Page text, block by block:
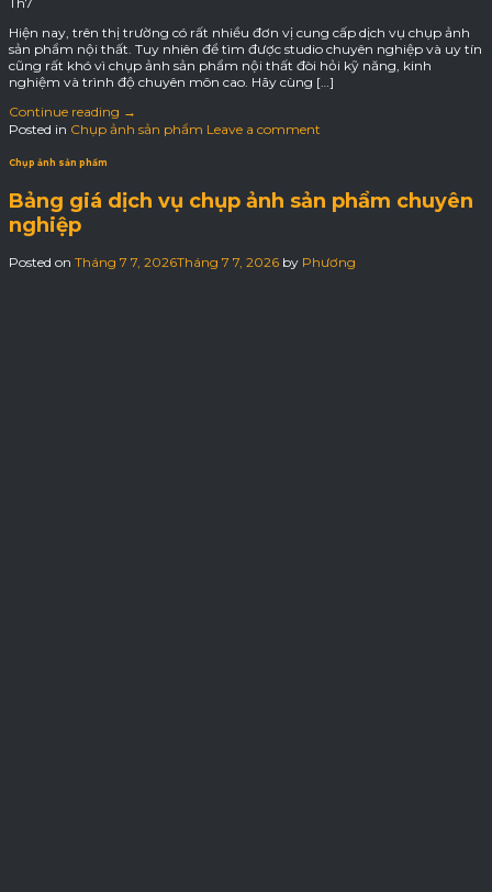
Hiện nay, trên thị trường có rất nhiều đơn vị cung cấp dịch vụ chụp ảnh
sản phẩm nội thất. Tuy nhiên để tìm được studio chuyên nghiệp và uy tín
cũng rất khó vì chụp ảnh sản phẩm nội thất đòi hỏi kỹ năng, kinh
nghiệm và trình độ chuyên môn cao. Hãy cùng […]
Continue reading →
Posted in Chụp ảnh sản phẩm Leave a comment
Chụp ảnh sản phẩm
Bảng giá dịch vụ chụp ảnh sản phẩm chuyên
nghiệp
Posted on Tháng 7 7, 2026Tháng 7 7, 2026 by Phương